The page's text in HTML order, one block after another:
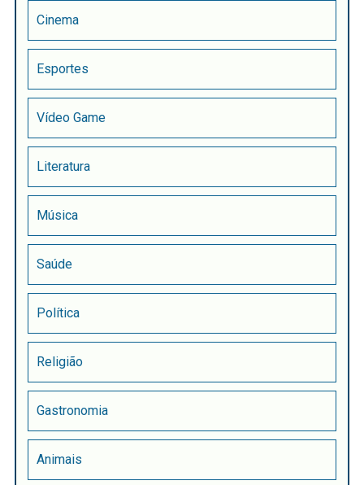
Cinema
Esportes
Vídeo Game
Literatura
Música
Saúde
Política
Religião
Gastronomia
Animais